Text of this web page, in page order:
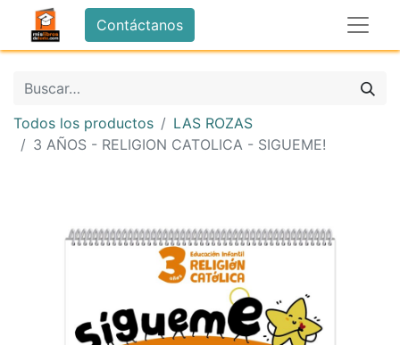
Contáctanos
Todos los productos
LAS ROZAS
3 AÑOS - RELIGION CATOLICA - ­SIGUEME!